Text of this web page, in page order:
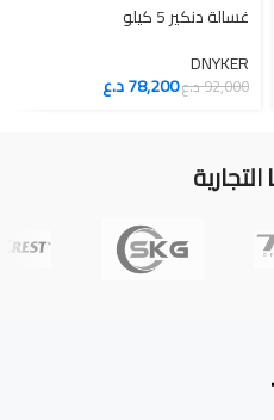
غسالة دنكير 5 كيلو
DNYKER
92,000د.ع78,200د.ع